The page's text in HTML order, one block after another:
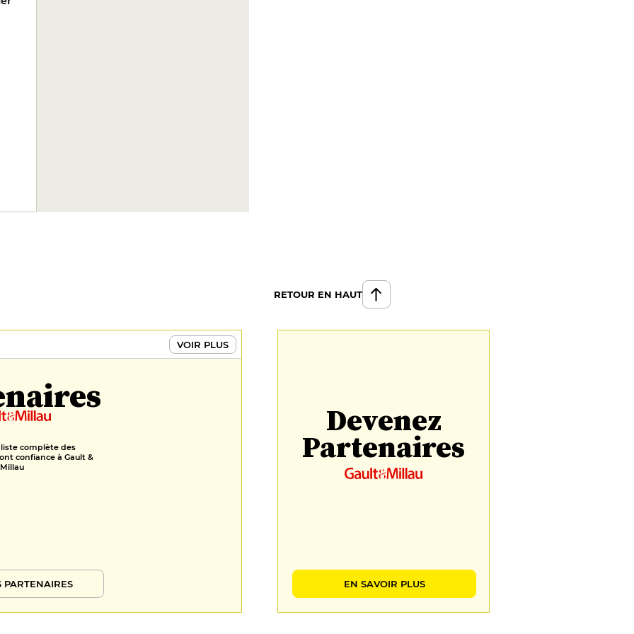
RETOUR EN HAUT
VOIR PLUS
liste complète des
confiance à Gault &
Millau
PARTENAIRES
Devenez
Partenaires
EN SAVOIR PLUS